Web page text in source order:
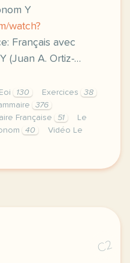
Y
watch?
Français avec
(Juan A. Ortiz-…
Eoi 130 Exercices
38
376
Française 51
Le
40
Vidéo Le
de cours avec la
C2